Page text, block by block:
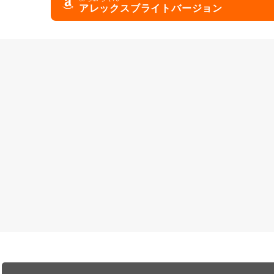
アレックスブライトバージョン